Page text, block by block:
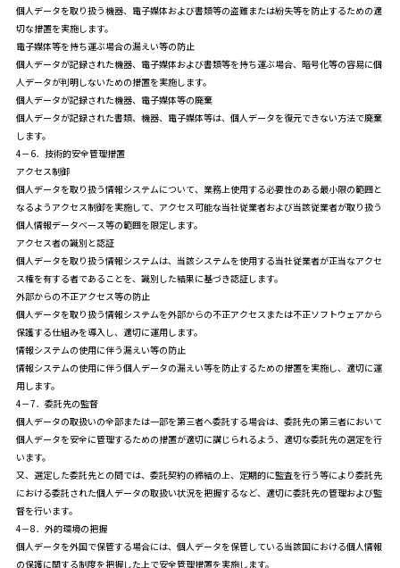
個人データを取り扱う機器、電子媒体および書類等の盗難または紛失等を防止するための適
切な措置を実施します。
電子媒体等を持ち運ぶ場合の漏えい等の防止
個人データが記録された機器、電子媒体および書類等を持ち運ぶ場合、暗号化等の容易に個
人データが判明しないための措置を実施します。
個人データが記録された機器、電子媒体等の廃棄
個人データが記録された書類、機器、電子媒体等は、個人データを復元できない方法で廃棄
します。
4－6．技術的安全管理措置
アクセス制御
個人データを取り扱う情報システムについて、業務上使用する必要性のある最小限の範囲と
なるようアクセス制御を実施して、アクセス可能な当社従業者および当該従業者が取り扱う
個人情報データベース等の範囲を限定します。
アクセス者の識別と認証
個人データを取り扱う情報システムは、当該システムを使用する当社従業者が正当なアクセ
ス権を有する者であることを、識別した結果に基づき認証します。
外部からの不正アクセス等の防止
個人データを取り扱う情報システムを外部からの不正アクセスまたは不正ソフトウェアから
保護する仕組みを導入し、適切に運用します。
情報システムの使用に伴う漏えい等の防止
情報システムの使用に伴う個人データの漏えい等を防止するための措置を実施し、適切に運
用します。
4－7．委託先の監督
個人データの取扱いの全部または一部を第三者へ委託する場合は、委託先の第三者において
個人データを安全に管理するための措置が適切に講じられるよう、適切な委託先の選定を行
います。
又、選定した委託先との間では、委託契約の締結の上、定期的に監査を行う等により委託先
における委託された個人データの取扱い状況を把握するなど、適切に委託先の管理および監
督を行います。
4－8．外的環境の把握
個人データを外国で保管する場合には、個人データを保管している当該国における個人情報
の保護に関する制度を把握した上で安全管理措置を実施します。